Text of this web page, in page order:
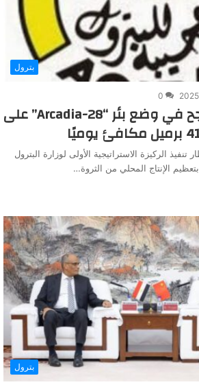
بترول
0
عجيبة للبترول تنجح في وضع بئر “Arcadia-28” على
الركيزة الاستراتيجية الأولى لوزارة البترول
الإنتاج المحلي من الثروة…
بترول